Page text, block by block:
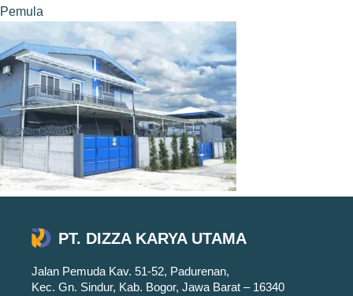
Pemula
PT. DIZZA KARYA UTAMA
Jalan Pemuda Kav. 51-52, Padurenan,
Kec. Gn. Sindur, Kab. Bogor, Jawa Barat – 16340